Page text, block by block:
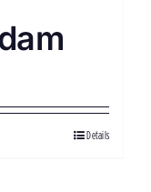
Details